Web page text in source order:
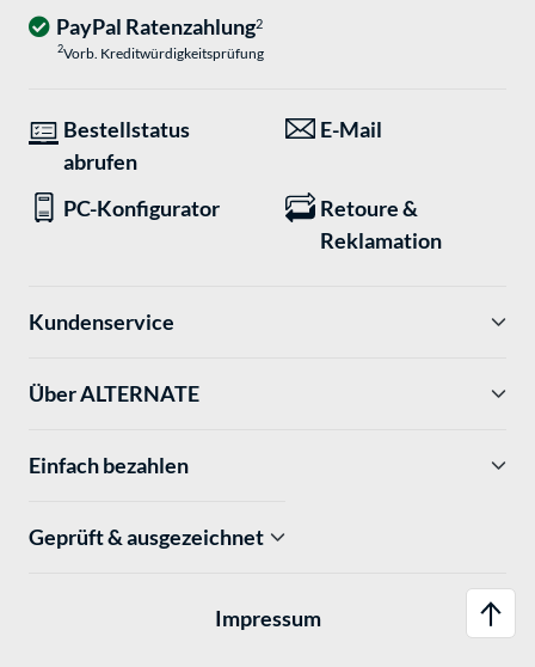
PayPal Ratenzahlung2
2Vorb. Kreditwürdigkeitsprüfung
Bestellstatus
abrufen
E-Mail
PC-Konfigurator
Retoure &
Reklamation
Kundenservice
Über ALTERNATE
Einfach bezahlen
Geprüft & ausgezeichnet
Impressum